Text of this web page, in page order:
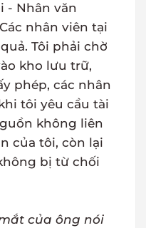
- Nhân văn
nhân viên tại
Tôi phải chờ
kho lưu trữ,
phép, các nhân
tôi yêu cầu tài
không liên
của tôi, còn lại
bị từ chối
của ông nói